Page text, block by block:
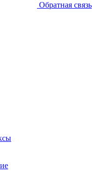
Обратная связь